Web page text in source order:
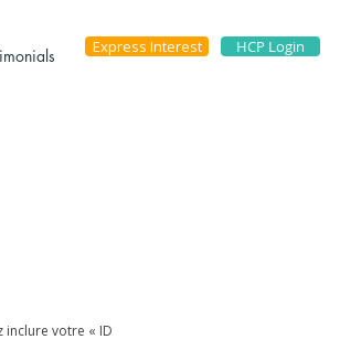
Express Interest HCP Login
inclure votre « ID